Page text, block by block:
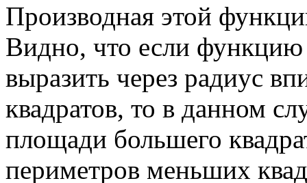
Производная этой
Видно, что если
выразить через радиус
квадратов, то в данном
площади большего
периметров меньших